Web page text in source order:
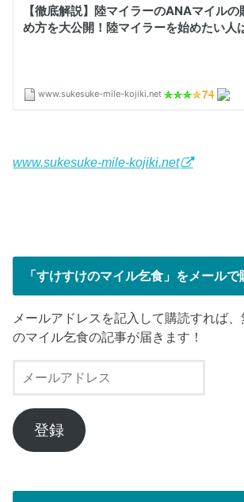
www.sukesuke-mile-kojiki.net
「すけすけのマイル乞食」をメールで
メールアドレスを記入して購読すれば
のマイル乞食の記事が届きます！
ー
ル
ア
ド
登録